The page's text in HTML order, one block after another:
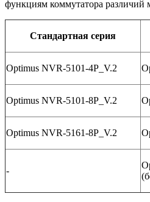
функциям коммутатора различий
Стандартная серия
Optimus NVR-5101-4P_V.2
Optimus NVR-5101-8P_V.2
Optimus NVR-5161-8P_V.2
-